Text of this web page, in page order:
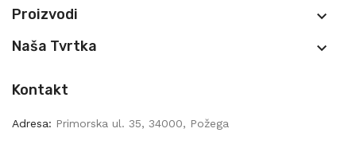
Proizvodi 
Naša Tvrtka 
Kontakt
Adresa: Primorska ul. 35, 34000, Požega